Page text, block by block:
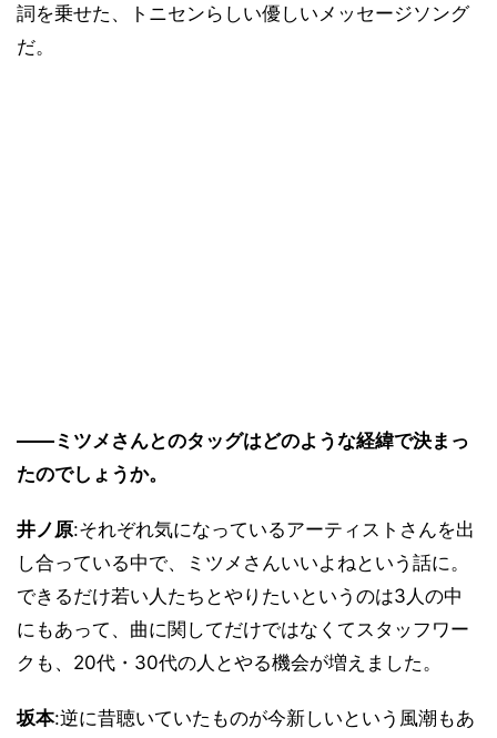
詞を乗せた、トニセンらしい優しいメッセージソング
だ。
――ミツメさんとのタッグはどのような経緯で決まっ
たのでしょうか。
井ノ原:それぞれ気になっているアーティストさんを出
し合っている中で、ミツメさんいいよねという話に。
できるだけ若い人たちとやりたいというのは3人の中
にもあって、曲に関してだけではなくてスタッフワー
クも、20代・30代の人とやる機会が増えました。
坂本:逆に昔聴いていたものが今新しいという風潮もあ